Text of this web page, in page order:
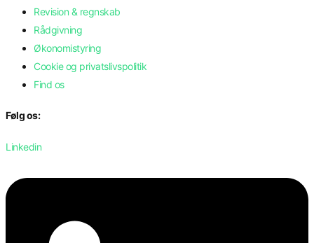
Revision & regnskab
Rådgivning
Økonomistyring
Cookie og privatslivspolitik
Find os
Følg os:
Linkedin